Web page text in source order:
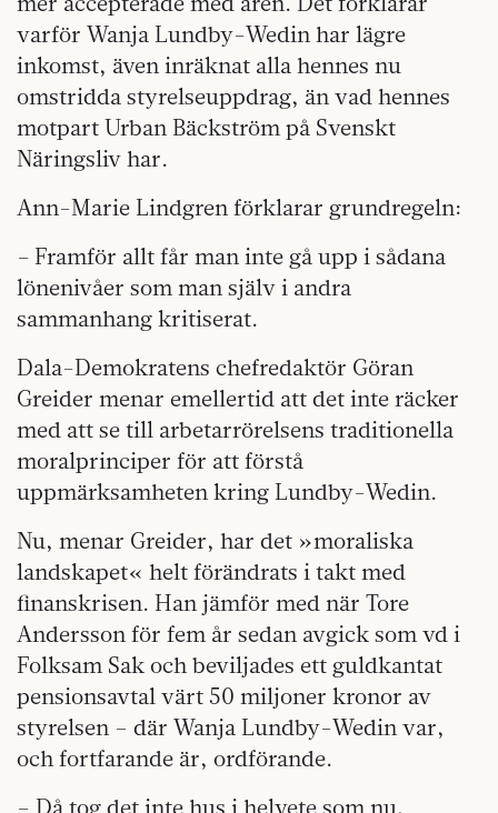
varför Wanja Lundby-Wedin har lägre
inkomst, även inräknat alla hennes nu
omstridda styrelseuppdrag, än vad hennes
motpart Urban Bäckström på Svenskt
Näringsliv har.
Ann-Marie Lindgren förklarar grundregeln:
– Framför allt får man inte gå upp i sådana
lönenivåer som man själv i andra
sammanhang kritiserat.
Dala-Demokratens chefredaktör Göran
Greider menar emellertid att det inte räcker
med att se till arbetarrörelsens traditionella
moralprinciper för att förstå
uppmärksamheten kring Lundby-Wedin.
Nu, menar Greider, har det »moraliska
landskapet« helt förändrats i takt med
finanskrisen. Han jämför med när Tore
Andersson för fem år sedan avgick som vd i
Folksam Sak och beviljades ett guldkantat
pensionsavtal värt 50 miljoner kronor av
styrelsen – där Wanja Lundby-Wedin var,
och fortfarande är, ordförande.
– Då tog det inte hus i helvete som nu,